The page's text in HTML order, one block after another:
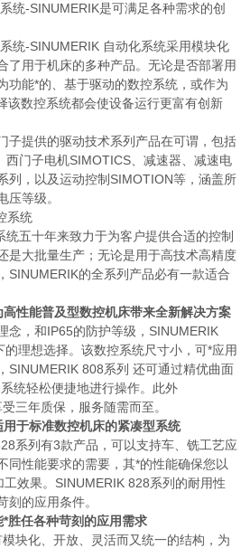
统-SINUMERIK是可满足各种需求的创
统-SINUMERIK 自动化系统采用模块化
了用于机床的多种产品。无论是否部署用
功能*的、基于驱动的数控系统，或作为
该数控系统都会使设备运行更富有创新
子提供的驱动技术系列产品在可谓，包括
西门子电机SIMOTICS、减速器、减速电
列，以及运动控制SIMOTION等，涵盖所
压等级。
系统
统五十年来致力于为客户提供合适的控制
是大批量生产；无论是用于高技术高精度
SINUMERIK的全系列产品必有一款适合
性能普及型数控机床带来全新解决方案
念，和IP65的防护等级，SINUMERIK
理想选择。该数控系统尺寸小，可*应用
SINUMERIK 808系列 还可通过精优曲面
统轻松便捷地进行操作。此外
三年质保，服务随需而至。
于标准数控机床的紧凑型系统
系列有3款产品，可以支持车、铣工艺应
同性能要求的需要，其*的性能确保您以
效果。SINUMERIK 828系列的耐用性
刻的应用条件。
胜任各种苛刻的应用需求
块化、开放、灵活而又统一的结构，为